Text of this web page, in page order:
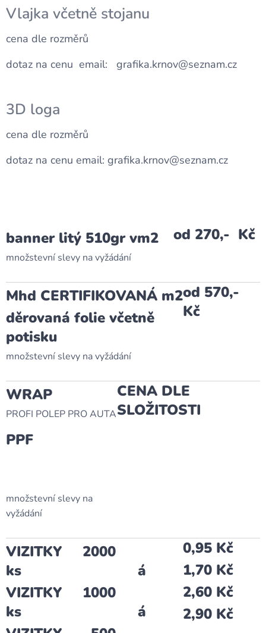
Vlajka včetně stojanu
cena dle rozměrů
dotaz na cenu email: grafika.krnov@seznam.cz
3D loga
cena dle rozměrů
dotaz na cenu email: grafika.krnov@seznam.cz
banner litý 510gr vm2
množstevní slevy na vyžádání
od 270,- Kč
Mhd CERTIFIKOVANÁ m2
děrovaná folie včetně
potisku
množstevní slevy na vyžádání
od 570,-
Kč
WRAP
PROFI POLEP PRO AUTA
PPF
množstevní slevy na
vyžádání
CENA DLE
SLOŽITOSTI
VIZITKY 2000
ks á
VIZITKY 1000
ks á
0,95 Kč
1,70 Kč
2,60 Kč
2,90 Kč